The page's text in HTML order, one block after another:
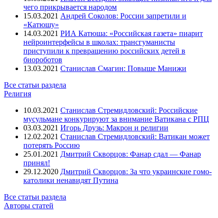
Зюганов Геннадий
Иванов Сергей
Кадыров Рамзан
Калашников Максим
Кастро Рауль
Катасонов Валентин
Кедми Яков
Кернес Геннадий
Кирилл - Патриарх Московский и всея Руси
Киселёв Дмитрий
Кличко Виталий
Коломойский Игорь
Константинов Владимир
Корнилов Глеб
Коротченко Игорь
Крутов Александр
Кудрин Алексей
Кучма Леонид
Кьеза Джульетто
Лавров Сергей
Ле Пен Марин
чего прикрывается народом
15.03.2021 Андрей Соколов: России запретили и
«Катюшу»
14.03.2021 РИА Катюша: «Российская газета» пиарит
нейроинтерфейсы в школах: трансгуманисты
приступили к превращению российских детей в
биороботов
13.03.2021 Станислав Смагин: Повыше Манижи
Все статьи раздела
Религия
10.03.2021 Станислав Стремидловский: Российские
мусульмане конкурируют за внимание Ватикана с РПЦ
03.03.2021 Игорь Друзь: Макрон и религии
12.02.2021 Станислав Стремидловский: Ватикан может
потерять Россию
25.01.2021 Дмитрий Скворцов: Фанар сдал — Фанар
принял!
29.12.2020 Дмитрий Скворцов: За что украинские гомо-
католики ненавидят Путина
Все статьи раздела
Авторы статей